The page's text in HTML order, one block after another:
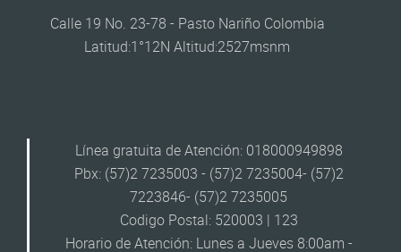
Calle 19 No. 23-78 - Pasto Nariño Colombia
Latitud:1°12N Altitud:2527msnm
Línea gratuita de Atención: 018000949898
Pbx: (57)2 7235003 - (57)2 7235004- (57)2
7223846- (57)2 7235005
Codigo Postal: 520003 | 123
Horario de Atención: Lunes a Jueves 8:00am -